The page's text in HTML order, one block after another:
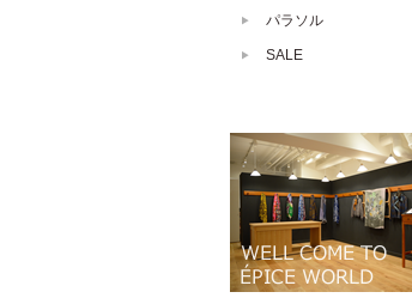
パラソル
SALE